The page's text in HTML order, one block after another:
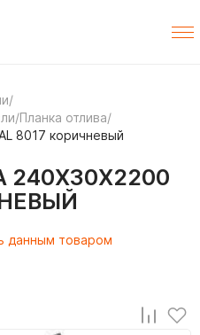
/
/Планка отлива/
8017 коричневый
данным товаром